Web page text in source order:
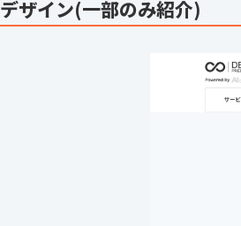
デザイン(一部のみ紹介)